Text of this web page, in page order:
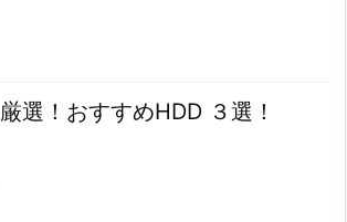
厳選！おすすめHDD ３選！